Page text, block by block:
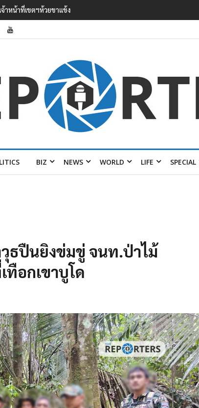
เยือนไทย ขึงป้าย ‘ไม่ต้อนรับอาชญากร’
BIZ NEWS WORLD LIFE SPECIAL
ธปืนยิงข่มขู่ จนท.ป่าไม้
ทือกเขาบูโด